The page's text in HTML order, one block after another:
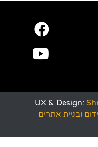
UX & Design:
ובניית אתרים